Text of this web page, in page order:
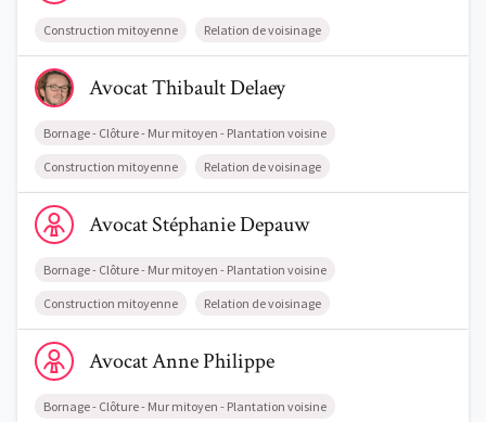
Construction mitoyenne Relation de voisinage
Voir le profil de AvocatThibault Delaey
AvocatThibaultDelaey
Bornage - Clôture - Mur mitoyen - Plantation voisine
Construction mitoyenne Relation de voisinage
Voir le profil de AvocatStéphanie Depauw
AvocatStéphanieDepauw
Bornage - Clôture - Mur mitoyen - Plantation voisine
Construction mitoyenne Relation de voisinage
Voir le profil de AvocatAnne Philippe
AvocatAnnePhilippe
Bornage - Clôture - Mur mitoyen - Plantation voisine